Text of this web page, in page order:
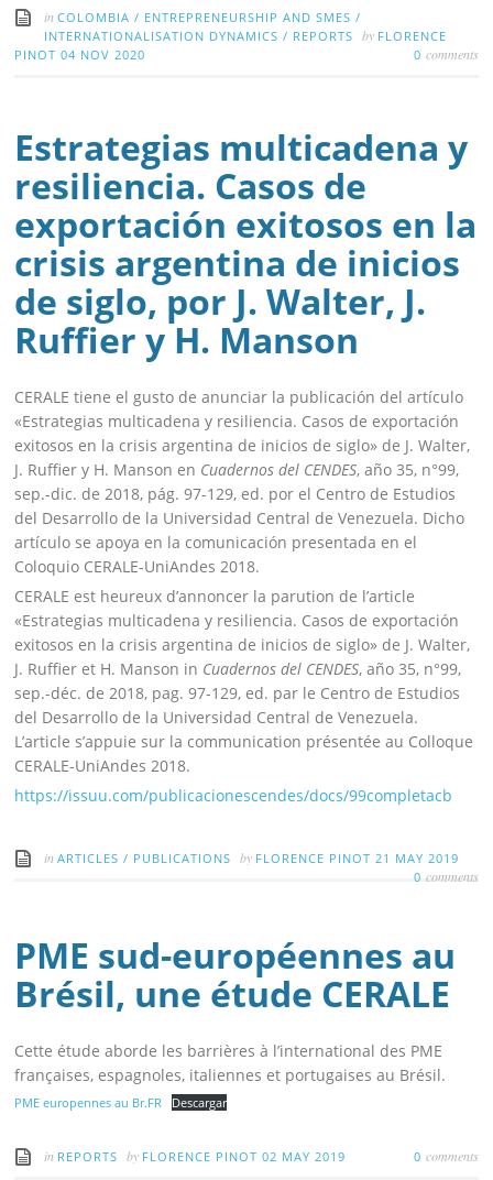
inCOLOMBIA / ENTREPRENEURSHIP AND SMES /
INTERNATIONALISATION DYNAMICS / REPORTS by FLORENCE
PINOT04 NOV 2020 0 comments
Estrategias multicadena y
resiliencia. Casos de
exportación exitosos en la
crisis argentina de inicios
de siglo, por J. Walter, J.
Ruffier y H. Manson
CERALE tiene el gusto de anunciar la publicación del artículo
«Estrategias multicadena y resiliencia. Casos de exportación
exitosos en la crisis argentina de inicios de siglo» de J. Walter,
J. Ruffier y H. Manson en Cuadernos del CENDES, año 35, n°99,
sep.-dic. de 2018, pág. 97-129, ed. por el Centro de Estudios
del Desarrollo de la Universidad Central de Venezuela. Dicho
artículo se apoya en la comunicación presentada en el
Coloquio CERALE-UniAndes 2018.
CERALE est heureux d’annoncer la parution de l’article
«Estrategias multicadena y resiliencia. Casos de exportación
exitosos en la crisis argentina de inicios de siglo» de J. Walter,
J. Ruffier et H. Manson in Cuadernos del CENDES, año 35, n°99,
sep.-déc. de 2018, pag. 97-129, ed. par le Centro de Estudios
del Desarrollo de la Universidad Central de Venezuela.
L’article s’appuie sur la communication présentée au Colloque
CERALE-UniAndes 2018.
https://issuu.com/publicacionescendes/docs/99completacb
inARTICLES / PUBLICATIONS by FLORENCE PINOT 21 MAY 2019
0 comments
PME sud-européennes au
Brésil, une étude CERALE
Cette étude aborde les barrières à l’international des PME
françaises, espagnoles, italiennes et portugaises au Brésil.
PME europennes au Br.FR Descargar
in REPORTS by FLORENCE PINOT02 MAY 2019 0 comments